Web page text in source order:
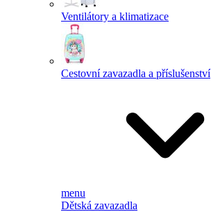
Ventilátory a klimatizace
Cestovní zavazadla a příslušenství
menu
Dětská zavazadla